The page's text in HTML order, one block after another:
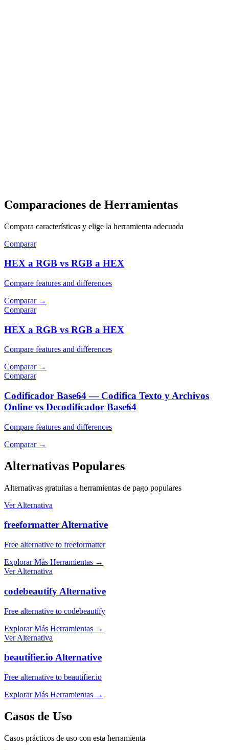
Comparaciones de Herramientas
Compara características y elige la herramienta adecuada
Comparar
HEX a RGB vs RGB a HEX
Compare features and differences
Comparar→
Comparar
HEX a RGB vs RGB a HEX
Compare features and differences
Comparar→
Comparar
Codificador Base64 — Codifica Texto y Archivos
Online vs Decodificador Base64
Compare features and differences
Comparar→
Alternativas Populares
Alternativas gratuitas a herramientas de pago populares
Ver Alternativa
freeformatter Alternative
Free alternative to freeformatter
Explorar Más Herramientas →
Ver Alternativa
codebeautify Alternative
Free alternative to codebeautify
Explorar Más Herramientas →
Ver Alternativa
beautifier.io Alternative
Free alternative to beautifier.io
Explorar Más Herramientas →
Casos de Uso
Casos prácticos de uso con esta herramienta